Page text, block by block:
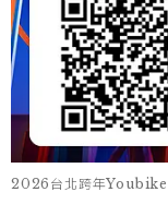
2026台北跨年Youbike